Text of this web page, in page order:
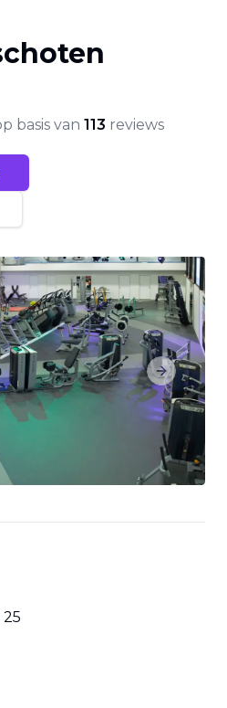
basis van 113 reviews
Next slide
25